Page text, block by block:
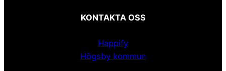
KONTAKTA OSS
Happify
Högsby kommun